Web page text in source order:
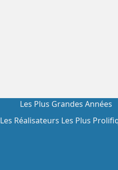
Les Plus Grandes Années
Les Réalisateurs Les Plus